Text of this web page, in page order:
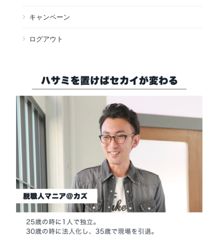
キャンペーン
ログアウト